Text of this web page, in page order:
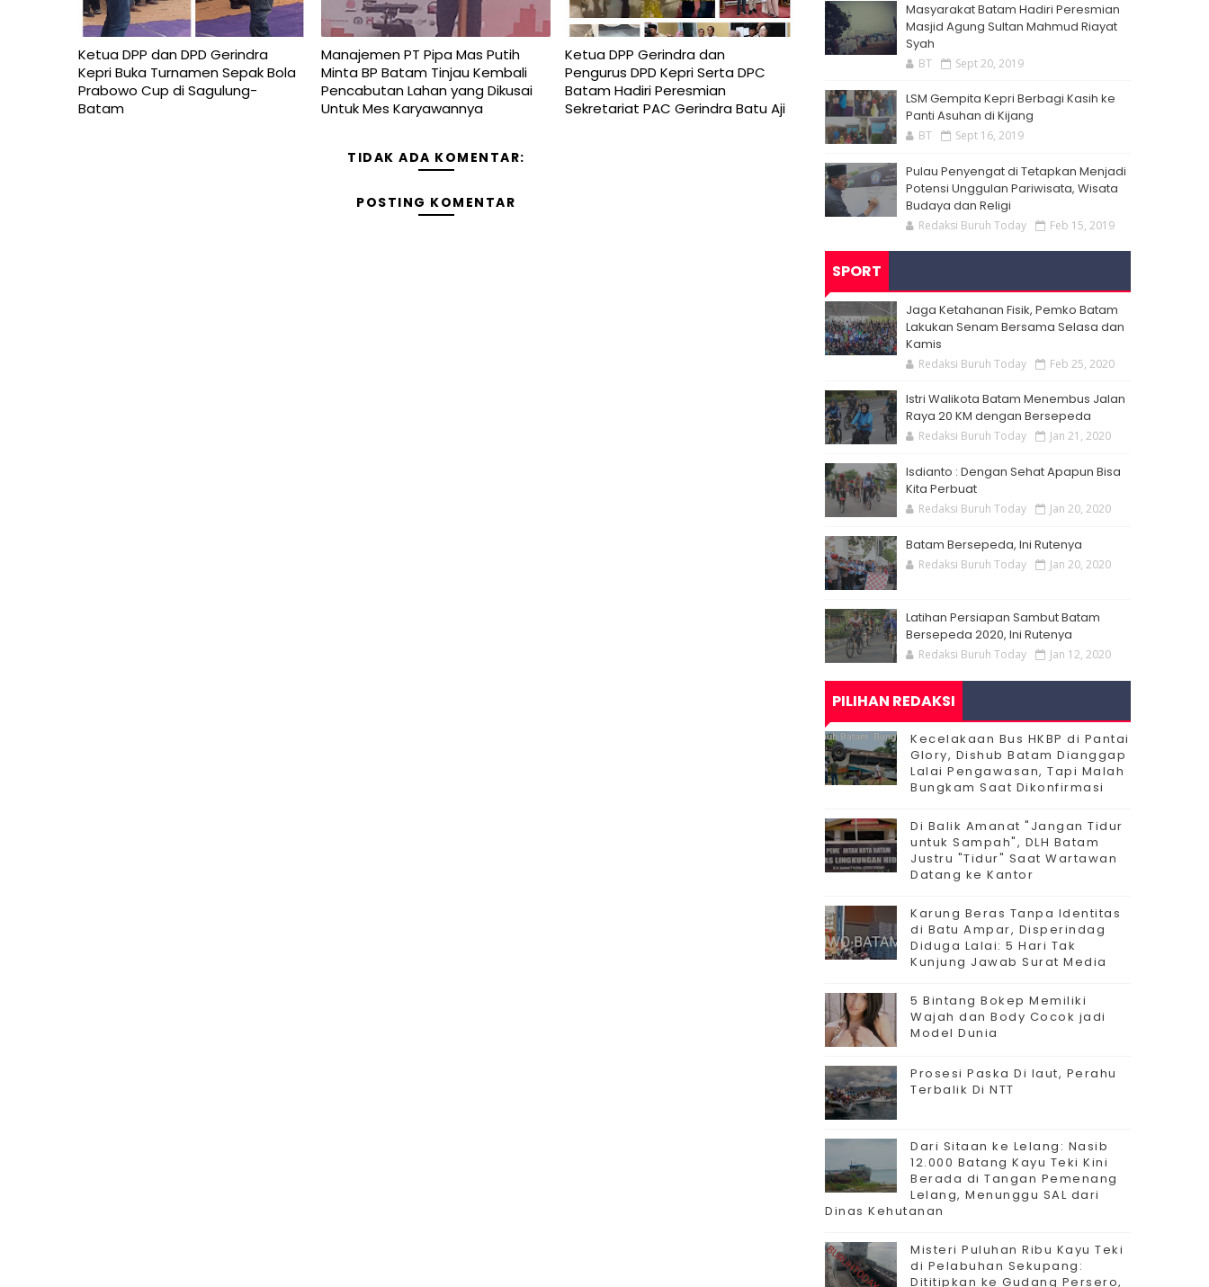
Ketua DPP dan DPD Gerindra
Kepri Buka Turnamen Sepak Bola
Prabowo Cup di Sagulung-
Batam
Manajemen PT Pipa Mas Putih
Minta BP Batam Tinjau Kembali
Pencabutan Lahan yang Dikusai
Untuk Mes Karyawannya
Ketua DPP Gerindra dan
Pengurus DPD Kepri Serta DPC
Batam Hadiri Peresmian
Sekretariat PAC Gerindra Batu Aji
TIDAK ADA KOMENTAR:
POSTING KOMENTAR
Masyarakat Batam Hadiri Peresmian
Masjid Agung Sultan Mahmud Riayat
Syah
BT Sept 20, 2019
LSM Gempita Kepri Berbagi Kasih ke
Panti Asuhan di Kijang
BT Sept 16, 2019
Pulau Penyengat di Tetapkan Menjadi
Potensi Unggulan Pariwisata, Wisata
Budaya dan Religi
Redaksi Buruh Today Feb 15, 2019
SPORT
Jaga Ketahanan Fisik, Pemko Batam
Lakukan Senam Bersama Selasa dan
Kamis
Redaksi Buruh Today Feb 25, 2020
Istri Walikota Batam Menembus Jalan
Raya 20 KM dengan Bersepeda
Redaksi Buruh Today Jan 21, 2020
Isdianto : Dengan Sehat Apapun Bisa
Kita Perbuat
Redaksi Buruh Today Jan 20, 2020
Batam Bersepeda, Ini Rutenya
Redaksi Buruh Today Jan 20, 2020
Latihan Persiapan Sambut Batam
Bersepeda 2020, Ini Rutenya
Redaksi Buruh Today Jan 12, 2020
PILIHAN REDAKSI
Kecelakaan Bus HKBP di Pantai
Glory, Dishub Batam Dianggap
Lalai Pengawasan, Tapi Malah
Bungkam Saat Dikonfirmasi
Di Balik Amanat "Jangan Tidur
untuk Sampah", DLH Batam
Justru "Tidur" Saat Wartawan
Datang ke Kantor
Karung Beras Tanpa Identitas
di Batu Ampar, Disperindag
Diduga Lalai: 5 Hari Tak
Kunjung Jawab Surat Media
5 Bintang Bokep Memiliki
Wajah dan Body Cocok jadi
Model Dunia
Prosesi Paska Di laut, Perahu
Terbalik Di NTT
Dari Sitaan ke Lelang: Nasib
12.000 Batang Kayu Teki Kini
Berada di Tangan Pemenang
Lelang, Menunggu SAL dari
Dinas Kehutanan
Misteri Puluhan Ribu Kayu Teki
di Pelabuhan Sekupang:
Dititipkan ke Gudang Persero,